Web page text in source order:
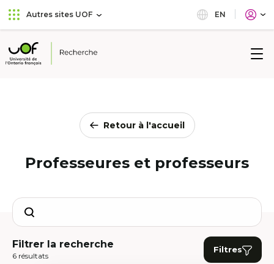
Aller
au
principal
Passer
au
Autres sites UOF EN
Université
Retour à l'accueil
Professeures et professeurs
Search
Filtrer la recherche
6 résultats
Filtres